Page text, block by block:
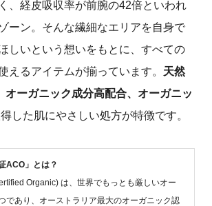
、経皮吸収率が前腕の42倍といわれ
ーン。そんな繊細なエリアを自身で
しいという想いをもとに、すべての
えるアイテムが揃っています。 天然
オーガニック成分高配合、オーガニッ
した肌にやさしい処方が特徴です。
ACO」とは？
Organic) は、世界でもっとも厳しいオー
であり、オーストラリア最大のオーガニック認